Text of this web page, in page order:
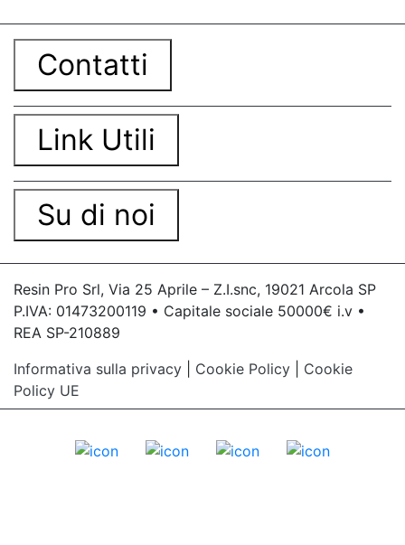
Contatti
Link Utili
Su di noi
Resin Pro Srl, Via 25 Aprile – Z.I.snc, 19021 Arcola SP
P.IVA: 01473200119 • Capitale sociale 50000€ i.v •
REA SP-210889
Informativa sulla privacy
Cookie Policy
Cookie
Policy UE